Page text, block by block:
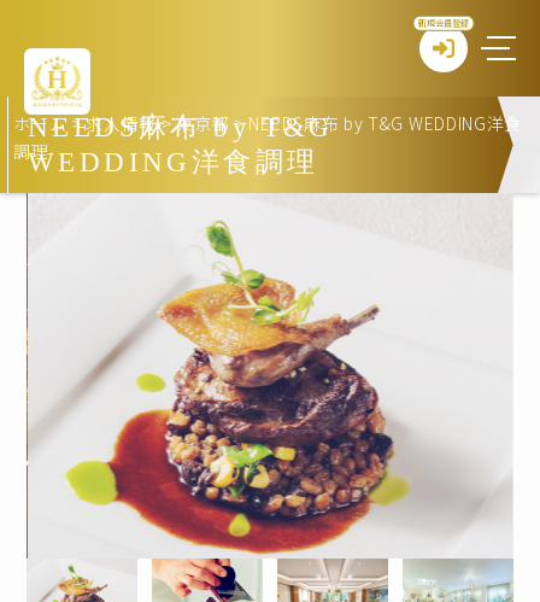
新規会員登録
NEEDS麻布 by T&G
WEDDING洋食調理
ホーム >求人情報>東京都 >NEEDS麻布 by T&G WEDDING洋食
調理